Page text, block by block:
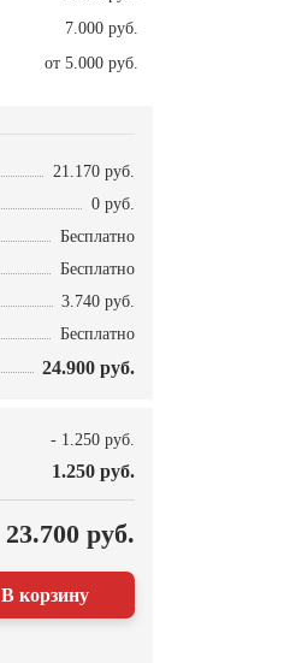
7.000 руб.
от 5.000 руб.
21.170 руб.
0 руб.
Бесплатно
Бесплатно
3.740 руб.
Бесплатно
24.900 руб.
- 1.250 руб.
1.250 руб.
23.700 руб.
В корзину